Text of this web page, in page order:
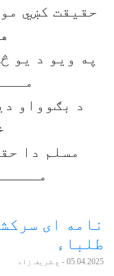
حقیقت کښي
په ویو د یو
د بګوواو
مسلم دا
نامه ای
طلباء
05.04.2025 - ع.شریف زاد